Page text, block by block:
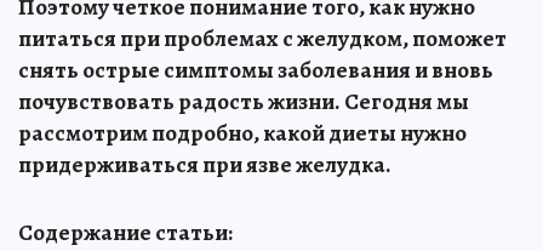
Поэтому четкое понимание того, как нужно
питаться при проблемах с желудком, поможет
снять острые симптомы заболевания и вновь
почувствовать радость жизни. Сегодня мы
рассмотрим подробно, какой диеты нужно
придерживаться при язве желудка.
Содержание статьи: